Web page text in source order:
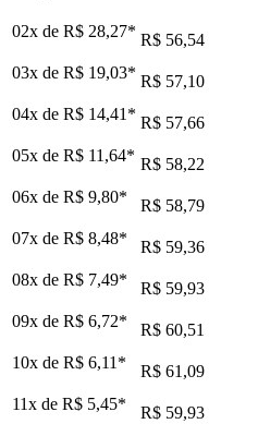
02x de R$ 28,27* R$ 56,54
03x de R$ 19,03* R$ 57,10
04x de R$ 14,41* R$ 57,66
05x de R$ 11,64* R$ 58,22
06x de R$ 9,80*
R$ 58,79
07x de R$ 8,48*
R$ 59,36
08x de R$ 7,49*
R$ 59,93
09x de R$ 6,72*
R$ 60,51
10x de R$ 6,11*
R$ 61,09
11x de R$ 5,45*
R$ 59,93